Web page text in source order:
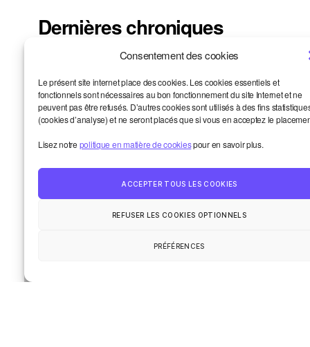
Consentement des cookies
Le présent site internet place des cookies. Les cookies essentiels et
fonctionnels sont nécessaires au bon fonctionnement du site Internet et ne
peuvent pas être refusés. D’autres cookies sont utilisés à des fins
(cookies d’analyse) et ne seront placés que si vous en acceptez le
Lisez notre politique en matière de cookiespour en savoir plus.
ACCEPTER TOUS LES COOKIES
REFUSER LES COOKIES OPTIONNELS
PRÉFÉRENCES
Dernières chroniques
Propulser vos sujets au conseil
L’aventure collective: les chiffres concrets
de 2025
formateur·ice? 8 thématiques
Let’s coop! Résultats du vote, replay,
Métiers de la bande dessinée: une aide